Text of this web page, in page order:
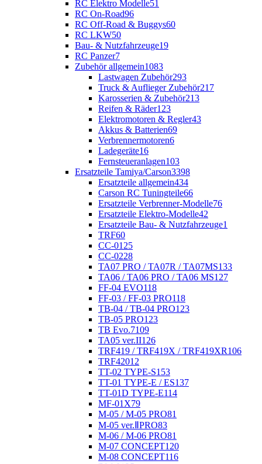
RC Elektro Modelle51
RC On-Road96
RC Off-Road & Buggys60
RC LKW50
Bau- & Nutzfahrzeuge19
RC Panzer7
Zubehör allgemein1083
Lastwagen Zubehör293
Truck & Auflieger Zubehör217
Karosserien & Zubehör213
Reifen & Räder123
Elektromotoren & Regler43
Akkus & Batterien69
Verbrennermotoren6
Ladegeräte16
Fernsteueranlagen103
Ersatzteile Tamiya/Carson3398
Ersatzteile allgemein434
Carson RC Tuningteile66
Ersatzteile Verbrenner-Modelle76
Ersatzteile Elektro-Modelle42
Ersatzteile Bau- & Nutzfahrzeuge1
TRF60
CC-01 25
CC-0228
TA07 PRO / TA07R / TA07MS133
TA06 / TA06 PRO / TA06 MS127
FF-04 EVO118
FF-03 / FF-03 PRO118
TB-04 / TB-04 PRO123
TB-05 PRO123
TB Evo.7109
TA05 ver.II126
TRF419 / TRF419X / TRF419XR106
TRF42012
TT-02 TYPE-S153
TT-01 TYPE-E / ES137
TT-01D TYPE-E114
MF-01X79
M-05 / M-05 PRO81
M-05 ver.ⅡPRO83
M-06 / M-06 PRO81
M-07 CONCEPT120
M-08 CONCEPT116